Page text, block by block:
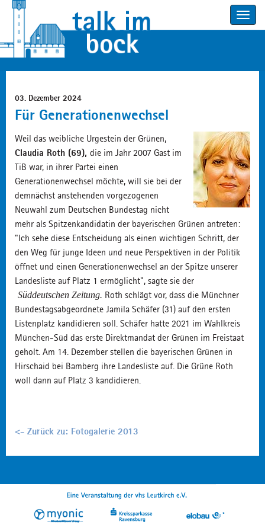
Toggle
03. Dezember 2024
Für Generationenwechsel
Weil das weibliche Urgestein der Grünen,
Claudia Roth (69), die im Jahr 2007 Gast im
TiB war, in ihrer Partei einen
Generationenwechsel möchte, will sie bei der
demnächst anstehenden vorgezogenen
Neuwahl zum Deutschen Bundestag nicht
mehr als Spitzenkandidatin der bayerischen Grünen antreten:
"Ich sehe diese Entscheidung als einen wichtigen Schritt, der
den Weg für junge Ideen und neue Perspektiven in der Politik
öffnet und einen Generationenwechsel an der Spitze unserer
Landesliste auf Platz 1 ermöglicht", sagte sie der
Süddeutschen Zeitung. Roth schlägt vor, dass die Münchner
Bundestagsabgeordnete Jamila Schäfer (31) auf den ersten
Listenplatz kandidieren soll. Schäfer hatte 2021 im Wahlkreis
München-Süd das erste Direktmandat der Grünen im Freistaat
geholt. Am 14. Dezember stellen die bayerischen Grünen in
Hirschaid bei Bamberg ihre Landesliste auf. Die Grüne Roth
woll dann auf Platz 3 kandidieren.
<- Zurück zu: Fotogalerie 2013